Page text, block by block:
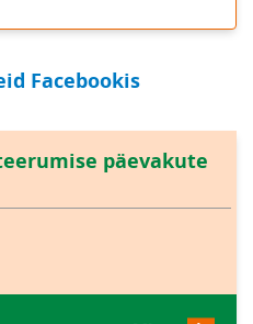
Facebookis
päevakute